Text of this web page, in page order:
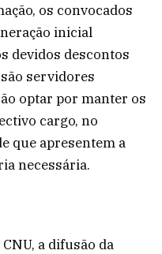
os convocados
inicial
devidos descontos
servidores
optar por manter os
cargo, no
que apresentem a
necessária.
a difusão da